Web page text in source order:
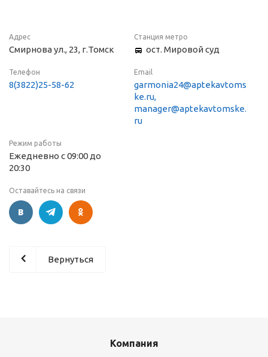
Адрес
Смирнова ул., 23, г.Томск
Станция метро
ост. Мировой суд
Телефон
8(3822)25-58-62
Email
garmonia24@aptekavtoms
ke.ru,
manager@aptekavtomske.
ru
Режим работы
Ежедневно с 09:00 до
20:30
Оставайтесь на связи
Вернуться
Компания